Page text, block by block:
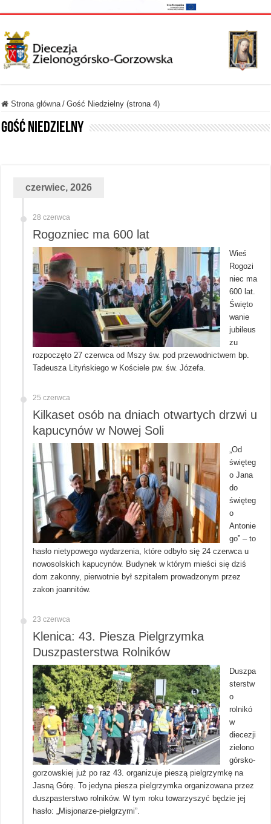
Strona główna / Gość Niedzielny (strona 4)
Gość Niedzielny
czerwiec, 2026
28 czerwca
Rogozniec ma 600 lat
Wieś
Rogozi
niec ma
600 lat.
Święto
wanie
jubileus
zu
rozpoczęto 27 czerwca od Mszy św. pod przewodnictwem bp.
Tadeusza Lityńskiego w Kościele pw. św. Józefa.
25 czerwca
Kilkaset osób na dniach otwartych drzwi u
kapucynów w Nowej Soli
„Od
święteg
o Jana
do
święteg
o
Antonie
go” – to
hasło nietypowego wydarzenia, które odbyło się 24 czerwca u
nowosolskich kapucynów. Budynek w którym mieści się dziś
dom zakonny, pierwotnie był szpitalem prowadzonym przez
zakon joannitów.
23 czerwca
Klenica: 43. Piesza Pielgrzymka
Duszpasterstwa Rolników
Duszpa
sterstw
o
rolnikó
w
diecezji
zielono
górsko-
gorzowskiej już po raz 43. organizuje pieszą pielgrzymkę na
Jasną Górę. To jedyna piesza pielgrzymka organizowana przez
duszpasterstwo rolników. W tym roku towarzyszyć będzie jej
hasło: „Misjonarze-pielgrzymi”.